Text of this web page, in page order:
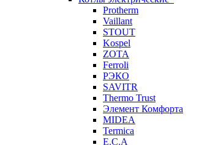
Protherm
Vaillant
STOUT
Kospel
ZOTA
Ferroli
РЭКО
SAVITR
Thermo Trust
Элемент Комфорта
MIDEA
Termica
E.C.A